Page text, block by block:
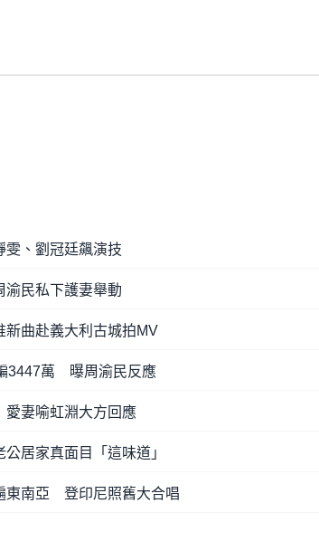
、劉冠廷飆演技
民私下護妻舉動
曲赴義大利古城拍MV
3447萬 曝周渝民反應
妻喻虹淵大方回應
居家真面目「這味道」
東南亞 登印尼照舊大合唱